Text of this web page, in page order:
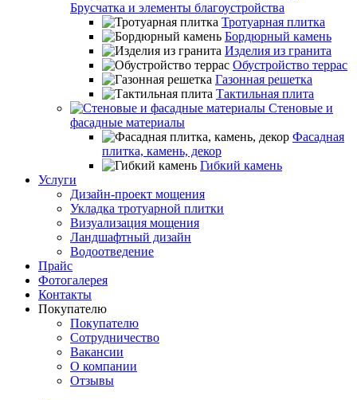
Брусчатка и элементы благоустройства
Тротуарная плитка
Бордюрный камень
Изделия из гранита
Обустройство террас
Газонная решетка
Тактильная плита
Стеновые и
фасадные материалы
Фасадная
плитка, камень, декор
Гибкий камень
Услуги
Дизайн-проект мощения
Укладка тротуарной плитки
Визуализация мощения
Ландшафтный дизайн
Водоотведение
Прайс
Фотогалерея
Контакты
Покупателю
Покупателю
Сотрудничество
Вакансии
О компании
Отзывы